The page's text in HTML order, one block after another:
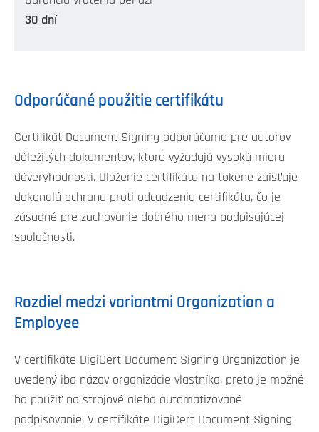
30 dní
Odporúčané použitie certifikátu
Certifikát Document Signing odporúčame pre autorov
dôležitých dokumentov, ktoré vyžadujú vysokú mieru
dôveryhodnosti. Uloženie certifikátu na tokene zaisťuje
dokonalú ochranu proti odcudzeniu certifikátu, čo je
zásadné pre zachovanie dobrého mena podpisujúcej
spoločnosti.
Rozdiel medzi variantmi Organization a
Employee
V certifikáte DigiCert Document Signing Organization je
uvedený iba názov organizácie vlastníka, preto je možné
ho použiť na strojové alebo automatizované
podpisovanie. V certifikáte DigiCert Document Signing